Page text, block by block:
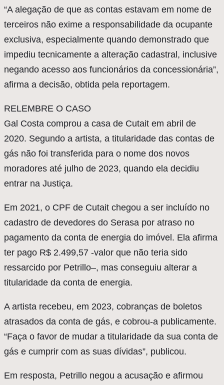
“A alegação de que as contas estavam em nome de
terceiros não exime a responsabilidade da ocupante
exclusiva, especialmente quando demonstrado que
impediu tecnicamente a alteração cadastral, inclusive
negando acesso aos funcionários da concessionária”,
afirma a decisão, obtida pela reportagem.
RELEMBRE O CASO
Gal Costa comprou a casa de Cutait em abril de
2020. Segundo a artista, a titularidade das contas de
gás não foi transferida para o nome dos novos
moradores até julho de 2023, quando ela decidiu
entrar na Justiça.
Em 2021, o CPF de Cutait chegou a ser incluído no
cadastro de devedores do Serasa por atraso no
pagamento da conta de energia do imóvel. Ela afirma
ter pago R$ 2.499,57 -valor que não teria sido
ressarcido por Petrillo–, mas conseguiu alterar a
titularidade da conta de energia.
A artista recebeu, em 2023, cobranças de boletos
atrasados da conta de gás, e cobrou-a publicamente.
“Faça o favor de mudar a titularidade da sua conta de
gás e cumprir com as suas dívidas”, publicou.
Em resposta, Petrillo negou a acusação e afirmou